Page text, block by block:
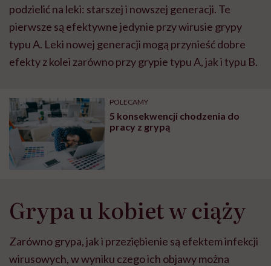
podzielić na leki: starszej i nowszej generacji. Te
pierwsze są efektywne jedynie przy wirusie grypy
typu A. Leki nowej generacji mogą przynieść dobre
efekty z kolei zarówno przy grypie typu A, jak i typu B.
POLECAMY
5 konsekwencji chodzenia do
pracy z grypą
Grypa u kobiet w ciąży
Zarówno grypa, jak i przeziębienie są efektem infekcji
wirusowych, w wyniku czego ich objawy można